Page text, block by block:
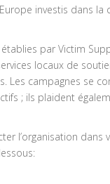
investis dans
par Victim
locaux de
Les campagnes se
; ils plaident
l’organisation dans